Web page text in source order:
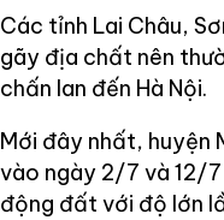
Các tỉnh Lai Châu,
gãy địa chất nên
chấn lan đến Hà Nội.
Mới đây nhất, huyện
vào ngày 2/7 và 12/
động đất với độ lớn